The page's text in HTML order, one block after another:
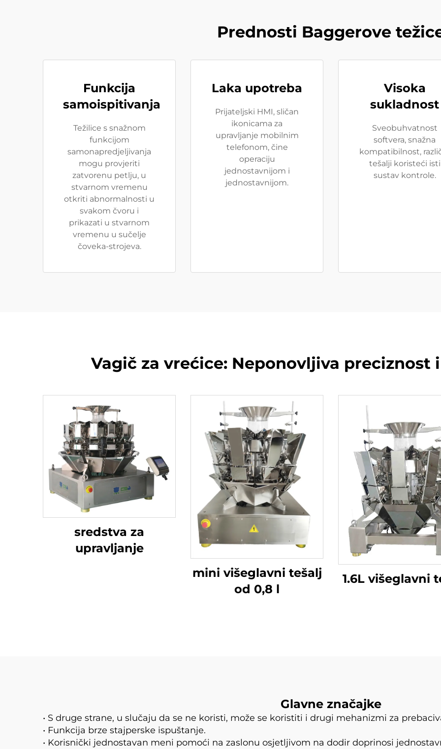
Prednosti Baggerove
Funkcija
samoispitivanja
Težilice s snažnom
funkcijom
samonapredjeljivanja
mogu provjeriti
zatvorenu petlju, u
stvarnom vremenu
otkriti abnormalnosti u
svakom čvoru i
prikazati u stvarnom
vremenu u sučelje
čoveka-strojeva.
Laka upotreba
Prijateljski HMI, sličan
ikonicama za
upravljanje mobilnim
telefonom, čine
operaciju
jednostavnijom i
jednostavnijom.
Visoka
sukladnost
Sveobuhvatnost
softvera, snažna
kompatibilnost,
tešalji koristeći isti
sustav kontrole.
Vagič za vrećice: Neponovljiva preciznost
sredstva za
upravljanje
mini višeglavni tešalj
od 0,8 l
1.6L višeglavni
Glavne značajke
• S druge strane, u slučaju da se ne koristi, može se koristiti i drugi mehanizmi za
• Funkcija brze stajperske ispuštanje.
• Korisnički jednostavan meni pomoći na zaslonu osjetljivom na dodir doprinosi